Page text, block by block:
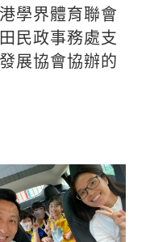
學界體育聯會
民政事務處支
展協會協辦的